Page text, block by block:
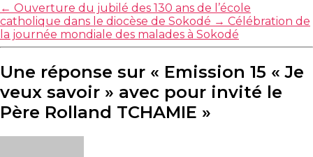
← Ouverture du jubilé des 130 ans de l’école
catholique dans le diocèse de Sokodé → Célébration de
la journée mondiale des malades à Sokodé
Une réponse sur « Emission 15 « Je
veux savoir » avec pour invité le
Père Rolland TCHAMIE »